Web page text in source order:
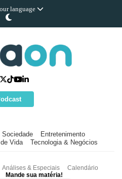
language
Sociedade
Entretenimento
Vida Tecnologia & Negócios
Análises & Especiais
Calendário
Mande sua matéria!